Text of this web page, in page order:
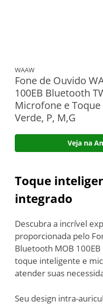
WAAW
Fone de Ouvido
100EB Bluetooth
Microfone e
Verde, P, M,G
Veja na
Toque
integrado
Descubra a incrível
proporcionada pelo
Bluetooth MOB
toque inteligente e
atender suas
Seu design intra-